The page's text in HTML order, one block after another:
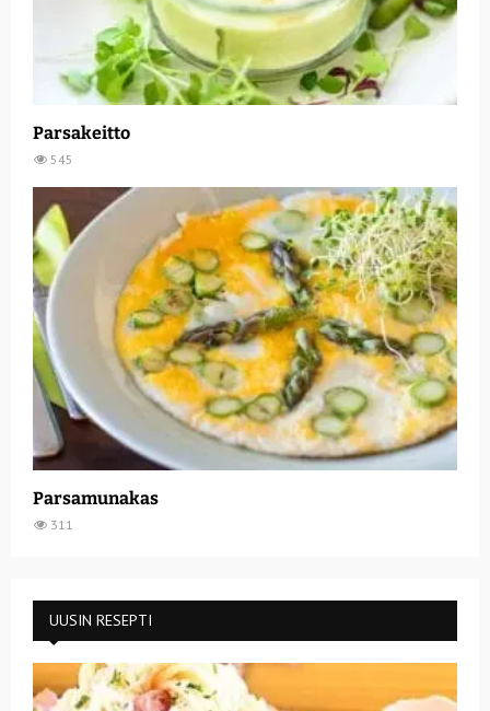
Parsakeitto
545
Parsamunakas
311
UUSIN RESEPTI